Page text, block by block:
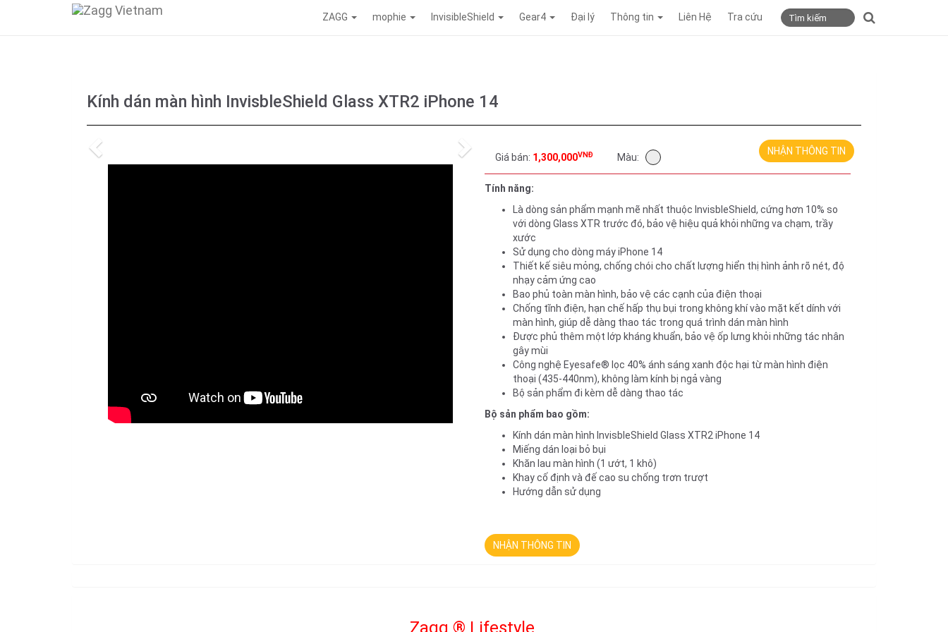
ZAGG mophie InvisibleShield Gear4 Đại lý Thông tin Liên Hệ Tra cứu
Kính dán màn hình InvisbleShield Glass XTR2 iPhone 14
Previous Next Giá bán: 1,300,000VNĐ Màu:
NHẬN THÔNG TIN
Tính năng:
Là dòng sản phẩm mạnh mẽ nhất thuộc InvisbleShield, cứng hơn 10% so
với dòng Glass XTR trước đó, bảo vệ hiệu quả khỏi những va chạm, trầy
xước
Sử dụng cho dòng máy iPhone 14
Thiết kế siêu mỏng, chống chói cho chất lượng hiển thị hình ảnh rõ nét, độ
nhạy cảm ứng cao
Bao phủ toàn màn hình, bảo vệ các cạnh của điện thoại
Chống tĩnh điện, hạn chế hấp thụ bụi trong không khí vào mặt kết dính với
màn hình, giúp dễ dàng thao tác trong quá trình dán màn hình
Được phủ thêm một lớp kháng khuẩn, bảo vệ ốp lưng khỏi những tác nhân
gây mùi
Công nghệ Eyesafe® lọc 40% ánh sáng xanh độc hại từ màn hình điện
thoại (435-440nm), không làm kính bị ngả vàng
Bộ sản phẩm đi kèm dễ dàng thao tác
Bộ sản phẩm bao gồm:
Kính dán màn hình InvisbleShield Glass XTR2 iPhone 14
Miếng dán loại bỏ bụi
Khăn lau màn hình (1 ướt, 1 khô)
Khay cố định và đế cao su chống trơn trượt
Hướng dẫn sử dụng
NHẬN THÔNG TIN
Zagg ® Lifestyle